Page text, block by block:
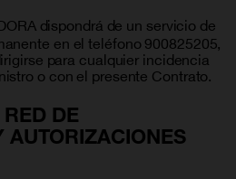
dispondrá de un servicio de
en el teléfono 900825205,
para cualquier incidencia
o con el presente Contrato.
DE
AUTORIZACIONES